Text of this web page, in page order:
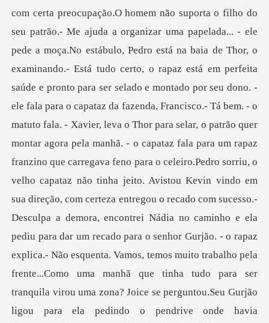
e Thor, o
examinando.- Está tudo certo, o rapaz está em perfeita
saúde e pronto para ser selado e montado por seu dono. -
ele fala para o capataz da fazenda, Francisco.- Tá bem. - o
matuto fala. - Xavier, leva o Thor para selar, o patrão quer
montar agora pela manhã. - o capataz fala para um rapaz
franzino que carregava feno para o celeiro.Pedro sorriu, o
velho capataz não tinha jeito. Avistou Kevin vindo em
sua direção, com certeza entregou o recado com sucesso.-
Desculpa a demora, encontrei Nádia no caminho e ela
pediu para dar um recado para o senhor Gurjão. - o rapaz
explica.- Não esquenta. Vamos, temos muito trabalho pela
frente...Como uma manhã que tinha tudo para ser
tranquila virou uma zona? Joice se perguntou.Seu Gurjão
ligou para ela pedindo o pendrive onde havia